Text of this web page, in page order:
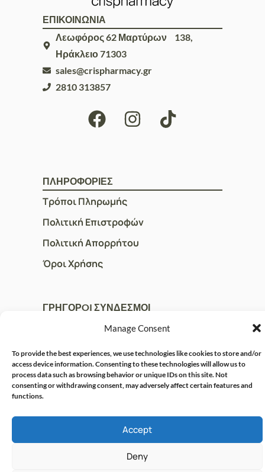
Manage Consent
To provide the best experiences, we use technologies like cookies to store and/or
access device information. Consenting to these technologies will allow us to
process data such as browsing behavior or unique IDs on this site. Not
consenting or withdrawing consent, may adversely affect certain features and
functions.
Accept
Deny
ΕΠΙΚΟΙΝΩΝΙΑ
Λεωφόρος 62 Μαρτύρων 138,
Ηράκλειο 71303
sales@crispharmacy.gr
2810 313857
ΠΛΗΡΟΦΟΡΙΕΣ
Τρόποι Πληρωμής
Πολιτική Επιστροφών
Πολιτική Απορρήτου
Όροι Χρήσης
ΓΡΗΓΟΡOI ΣΥΝΔΕΣΜΟΙ
Ο Λογαριασμός μου
Η Ομάδα μας
Επικοινωνία
SOLVIT I.T. SOLUTIONS &